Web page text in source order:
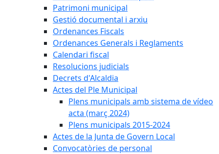
Patrimoni municipal
Gestió documental i arxiu
Ordenances Fiscals
Ordenances Generals i Reglaments
Calendari fiscal
Resolucions judicials
Decrets d'Alcaldia
Actes del Ple Municipal
Plens municipals amb sistema de vídeo
acta (març 2024)
Plens municipals 2015-2024
Actes de la Junta de Govern Local
Convocatòries de personal